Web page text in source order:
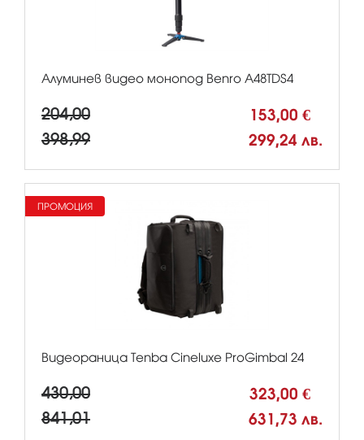
Алуминев видео монопод Benro A48TDS4
204,00 153,00 €
398,99 299,24 лв.
Видеораница Tenba Cineluxe ProGimbal 24
430,00 323,00 €
841,01 631,73 лв.
ПРОМОЦИЯ